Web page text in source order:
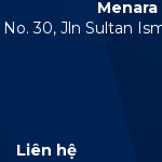
No. 30, Jln Sultan
Liên hệ